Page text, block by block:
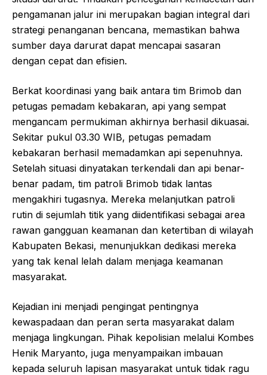
pengamanan jalur ini merupakan bagian integral dari
strategi penanganan bencana, memastikan bahwa
sumber daya darurat dapat mencapai sasaran
dengan cepat dan efisien.
Berkat koordinasi yang baik antara tim Brimob dan
petugas pemadam kebakaran, api yang sempat
mengancam permukiman akhirnya berhasil dikuasai.
Sekitar pukul 03.30 WIB, petugas pemadam
kebakaran berhasil memadamkan api sepenuhnya.
Setelah situasi dinyatakan terkendali dan api benar-
benar padam, tim patroli Brimob tidak lantas
mengakhiri tugasnya. Mereka melanjutkan patroli
rutin di sejumlah titik yang diidentifikasi sebagai area
rawan gangguan keamanan dan ketertiban di wilayah
Kabupaten Bekasi, menunjukkan dedikasi mereka
yang tak kenal lelah dalam menjaga keamanan
masyarakat.
Kejadian ini menjadi pengingat pentingnya
kewaspadaan dan peran serta masyarakat dalam
menjaga lingkungan. Pihak kepolisian melalui Kombes
Henik Maryanto, juga menyampaikan imbauan
kepada seluruh lapisan masyarakat untuk tidak ragu